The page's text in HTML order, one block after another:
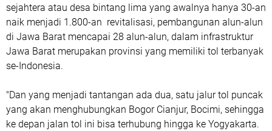
sejahtera atau desa bintang lima yang awalnya hanya 30-an
naik menjadi 1.800-an revitalisasi, pembangunan alun-alun
di Jawa Barat mencapai 28 alun-alun, dalam infrastruktur
Jawa Barat merupakan provinsi yang memiliki tol terbanyak
se-Indonesia.
"Dan yang menjadi tantangan ada dua, satu jalur tol puncak
yang akan menghubungkan Bogor Cianjur, Bocimi, sehingga
ke depan jalan tol ini bisa terhubung hingga ke Yogyakarta.